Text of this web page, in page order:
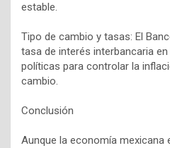
estable.
Tipo de cambio y tasas: El
tasa de interés interbancaria
políticas para controlar la
cambio.
Conclusión
Aunque la economía mexicana